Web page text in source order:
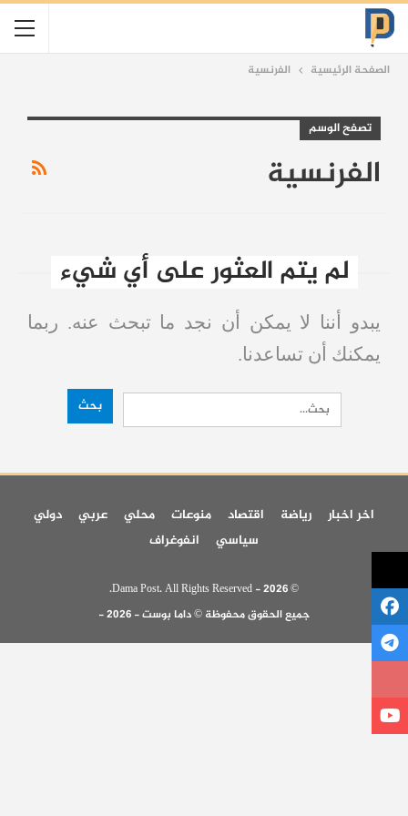
الصفحة الرئيسية الفرنسية
تصفح الوسم
الفرنسية
لم يتم العثور على أي شيء
يبدو أننا لا يمكن أن نجد ما تبحث عنه. ربما
يمكنك أن تساعدنا.
اخر اخبار رياضة اقتصاد منوعات محلي عربي
دولي
سياسي
انفوغراف
© 2026 - Dama Post. All Rights Reserved.
جميع الحقوق محفوظة © داما بوست - 2026 -